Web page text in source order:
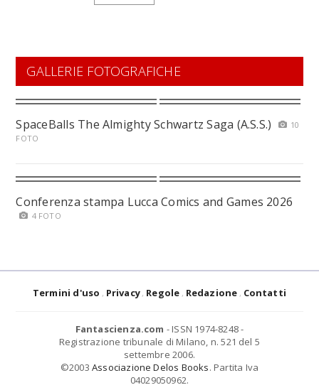
GALLERIE FOTOGRAFICHE
SpaceBalls The Almighty Schwartz Saga (A.S.S.)
10
FOTO
Conferenza stampa Lucca Comics and Games 2026
4 FOTO
Termini d'uso Privacy Regole Redazione Contatti
Fantascienza.com - ISSN 1974-8248 -
Registrazione tribunale di Milano, n. 521 del 5
settembre 2006.
©2003 Associazione Delos Books. Partita Iva
04029050962.